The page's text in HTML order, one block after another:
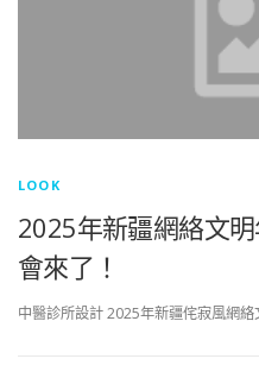
LOOK
2025年新疆網絡文
會來了！
中醫診所設計 2025年新疆侘寂風網